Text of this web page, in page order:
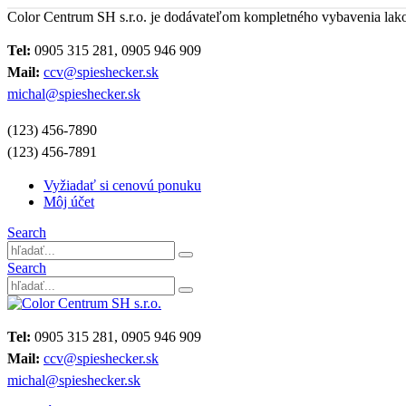
Color Centrum SH s.r.o. je dodávateľom kompletného vybavenia
Tel: 0905 315 281, 0905 946 909
Mail: ccv@spieshecker.sk
michal@spieshecker.sk
(123) 456-7890
(123) 456-7891
Vyžiadať si cenovú ponuku
Môj účet
Search
Search
Tel: 0905 315 281, 0905 946 909
Mail: ccv@spieshecker.sk
michal@spieshecker.sk